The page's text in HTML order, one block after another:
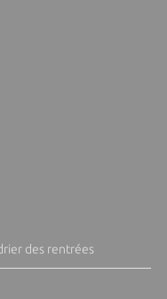
des rentrées